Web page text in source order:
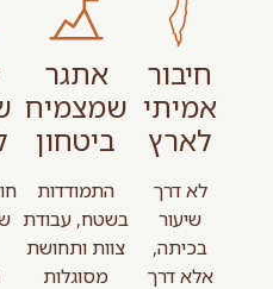
חיבור
אמיתי
לארץ
לא דרך
בכיתה,
אלא דרך
אתגר
שמצמיח
ביטחון
התמודדות
בשטח, עבודת
צוות ותחושת
מסוגלות
חוויה
בני